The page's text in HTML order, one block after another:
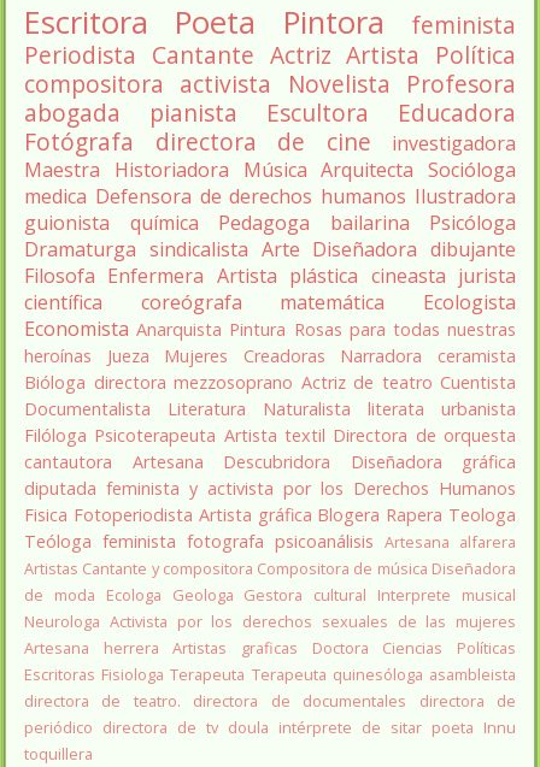
Escritora Poeta Pintora
feminista
Periodista Cantante Actriz Artista
Política
compositora activista Novelista
Profesora
abogada
pianista Escultora
Educadora
Fotógrafa
directora de cine
investigadora
Maestra
Historiadora Música Arquitecta Socióloga
medica Defensora de derechos humanos Ilustradora
guionista
química Pedagoga bailarina
Psicóloga
Dramaturga sindicalista Arte Diseñadora dibujante
Filosofa Enfermera Artista plástica cineasta jurista
científica
coreógrafa matemática
Ecologista
Economista Anarquista Pintura Rosas para todas nuestras
heroínas
Jueza Mujeres Creadoras Narradora
ceramista
Bióloga directora mezzosoprano Actriz de teatro Cuentista
Documentalista
Literatura Naturalista literata
urbanista
Filóloga Psicoterapeuta Artista textil Directora de orquesta
cantautora
Artesana Descubridora
Diseñadora gráfica
diputada feminista y activista por los Derechos Humanos
Fisica Fotoperiodista Artista gráfica Blogera Rapera Teologa
Teóloga feminista fotografa psicoanálisis Artesana alfarera
Artistas Cantante y compositora Compositora de música Diseñadora
de moda
Ecologa Geologa Gestora cultural
Interprete musical
Neurologa Activista por los derechos sexuales de las mujeres
Artesana herrera
Artistas graficas
Doctora Ciencias Políticas
Escritoras Fisiologa Terapeuta Terapeuta quinesóloga asambleista
directora de teatro.
directora de documentales
directora de
periódico directora de tv doula intérprete de sitar poeta Innu
toquillera